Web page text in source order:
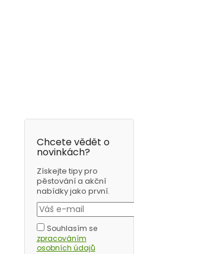
Chcete vědět o
novinkách?
Získejte tipy pro
pěstování a akční
nabídky jako první.
Souhlasím se
zpracováním
osobních údajů